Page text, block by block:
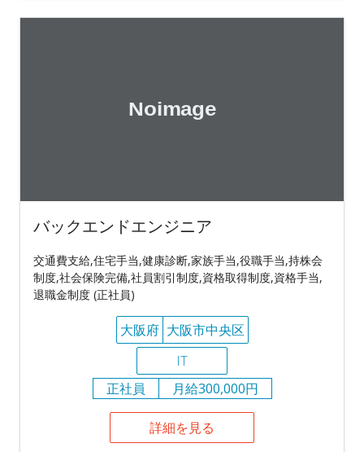
バックエンドエンジニア
交通費支給,住宅手当,健康診断,家族手当,役職手当,持株会
制度,社会保険完備,社員割引制度,資格取得制度,資格手当,
退職金制度 (正社員)
大阪府 大阪市中央区
IT
正社員
月給300,000円
詳細を見る